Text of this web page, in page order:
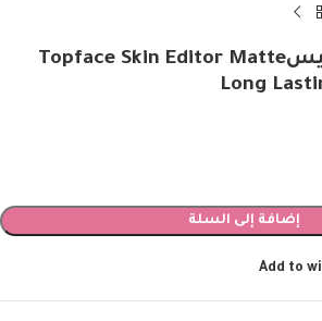
فاونديشن توب فيسTopface Skin Editor Matte
Long
إضافة إلى السلة
Add to